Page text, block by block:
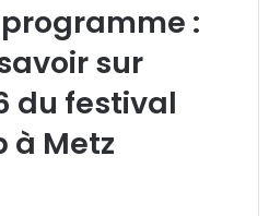
:
sur
du festival
à Metz